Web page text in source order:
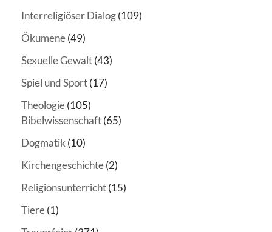
Interreligiöser Dialog(109)
Ökumene(49)
Sexuelle Gewalt(43)
Spiel und Sport(17)
Theologie(105)
Bibelwissenschaft(65)
Dogmatik (10)
Kirchengeschichte(2)
Religionsunterricht(15)
Tiere(1)